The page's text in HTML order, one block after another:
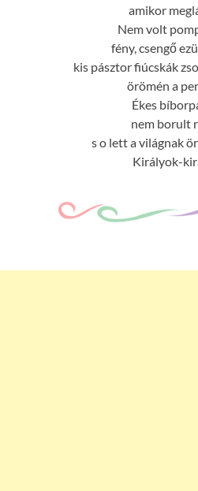
amikor
Nem volt
fény, csengő
kis pásztor fiúcskák
örömén a
Ékes
nem borult
s o lett a világnak
Királyok-